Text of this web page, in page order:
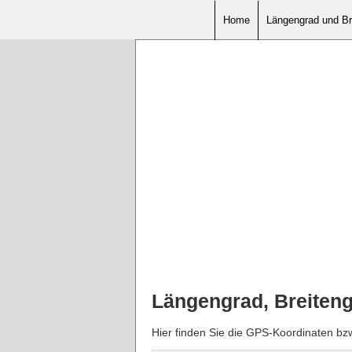
Home Längengrad und
Längengrad,
Hier finden Sie die GPS-Koordinaten